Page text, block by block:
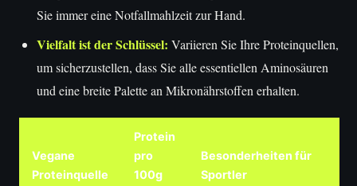
Sie immer eine Notfallmahlzeit zur Hand.
Vielfalt ist der Schlüssel: Variieren Sie Ihre Proteinquellen,
um sicherzustellen, dass Sie alle essentiellen Aminosäuren
und eine breite Palette an Mikronährstoffen erhalten.
Vegane
Proteinquelle
Protein
pro
100g
Besonderheiten für
Sportler